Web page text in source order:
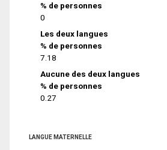
% de personnes
0
Les deux langues
% de personnes
7.18
Aucune des deux langues
% de personnes
0.27
LANGUE MATERNELLE